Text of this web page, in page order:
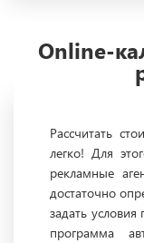
Online-
Рассчитать
легко! Для
рекламные
достаточно
задать
программа